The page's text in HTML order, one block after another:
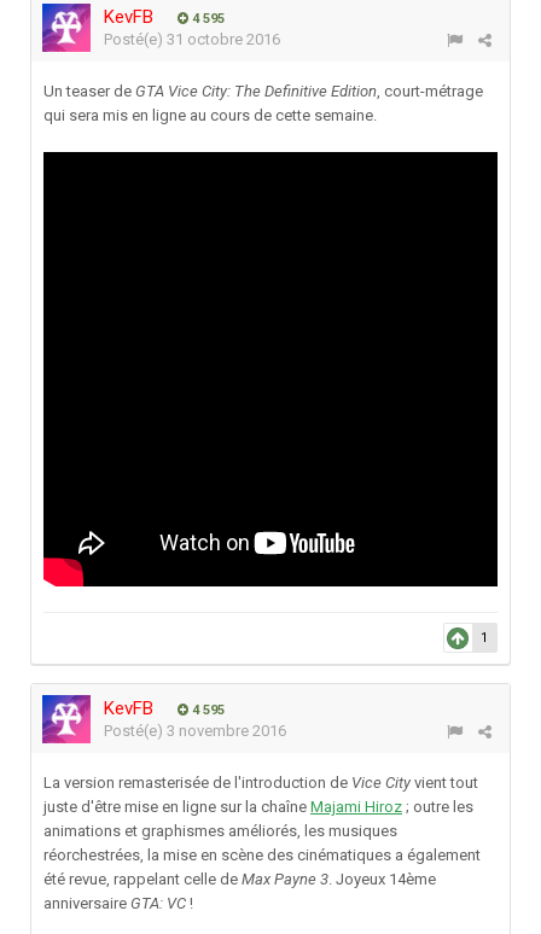
KevFB 4 595
Posté(e) 31 octobre 2016
Un teaser de GTA Vice City: The Definitive Edition, court-métrage
qui sera mis en ligne au cours de cette semaine.
1
KevFB 4 595
Posté(e) 3 novembre 2016
La version remasterisée de l'introduction de Vice City vient tout
juste d'être mise en ligne sur la chaîne Majami Hiroz ; outre les
animations et graphismes améliorés, les musiques
réorchestrées, la mise en scène des cinématiques a également
été revue, rappelant celle de Max Payne 3. Joyeux 14ème
anniversaire GTA: VC !